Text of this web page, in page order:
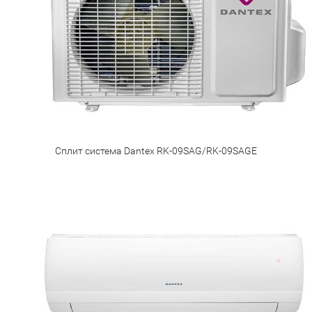
Сплит система Dantex RK-09SAG/RK-09SAGE